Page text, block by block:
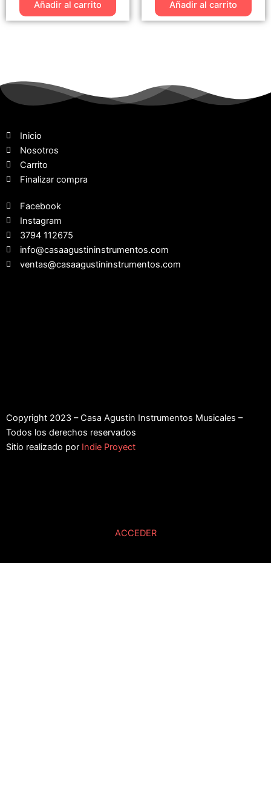
Añadir al carrito Añadir al carrito
Inicio
Nosotros
Carrito
Finalizar compra
Facebook
Instagram
3794 112675
info@casaagustininstrumentos.com
ventas@casaagustininstrumentos.com
Copyright 2023 – Casa Agustin Instrumentos Musicales –
Todos los derechos reservados
Sitio realizado por Indie Proyect
ACCEDER